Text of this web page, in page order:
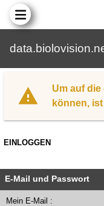
Um auf
können,
EINLOGGEN
E-Mail und Passwort
Mein E-Mail :